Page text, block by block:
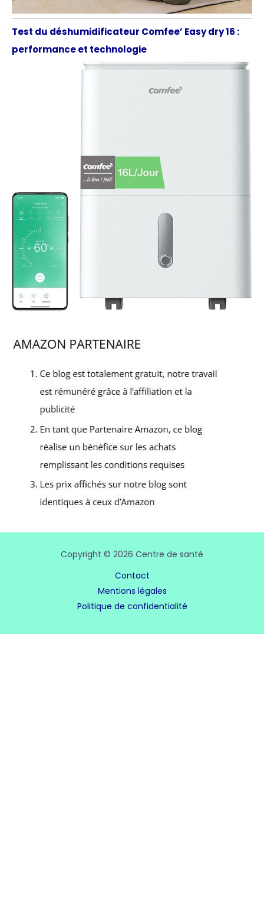
Test du déshumidificateur Comfee’ Easy dry 16 :
performance et technologie
Copyright © 2026 Centre de santé
Contact
Mentions légales
Politique de confidentialité